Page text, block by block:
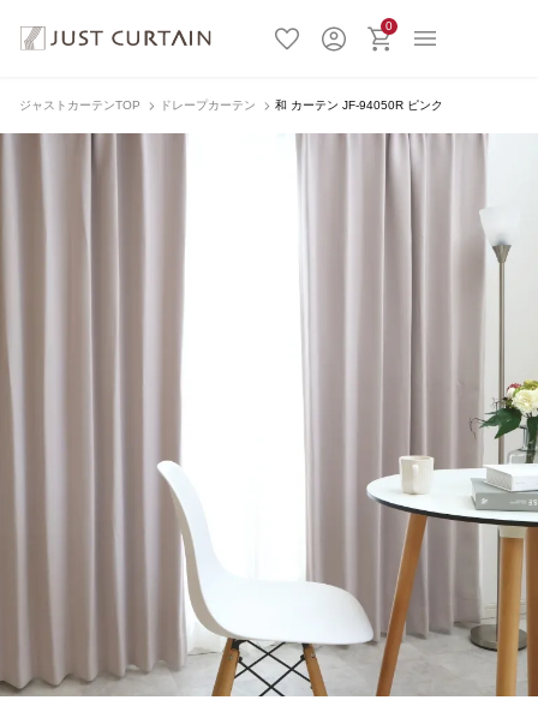
0
ジャストカーテンTOP ドレープカーテン 和 カーテン JF-94050R ピンク